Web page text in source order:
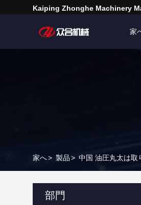
Kaiping Zhonghe Machinery
家
家へ> 製品> 中国 油圧丸太は取
部門